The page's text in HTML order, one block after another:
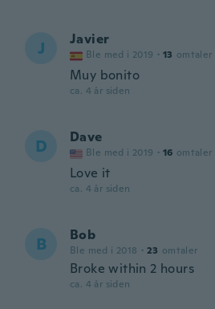
J Javier
Ble med i 2019 · 13 omtaler
Muy bonito
ca. 4 år siden
D Dave
Ble med i 2019 · 16 omtaler
Love it
ca. 4 år siden
B Bob
Ble med i 2018 · 23 omtaler
Broke within 2 hours
ca. 4 år siden